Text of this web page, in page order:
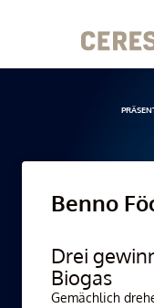
Benno
Drei
Biogas
Gemächlich